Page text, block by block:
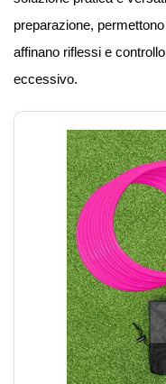
preparazione,
affinano riflessi e
eccessivo.